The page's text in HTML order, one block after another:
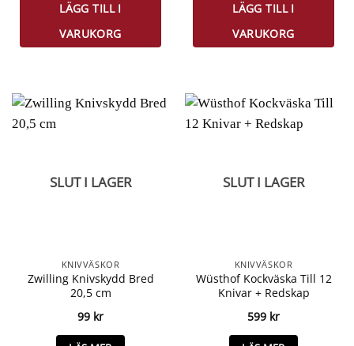
LÄGG TILL I
VARUKORG
LÄGG TILL I
VARUKORG
SLUT I LAGER
KNIVVÄSKOR
Zwilling Knivskydd Bred
20,5 cm
99 kr
SLUT I LAGER
KNIVVÄSKOR
Wüsthof Kockväska Till 12
Knivar + Redskap
599 kr